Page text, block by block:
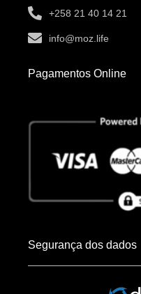
+258 21 40 14 21
info@moz.life
Pagamentos Online
Segurança dos dados